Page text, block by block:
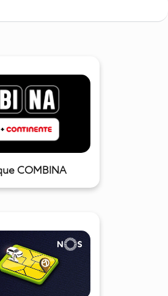
COMBINA